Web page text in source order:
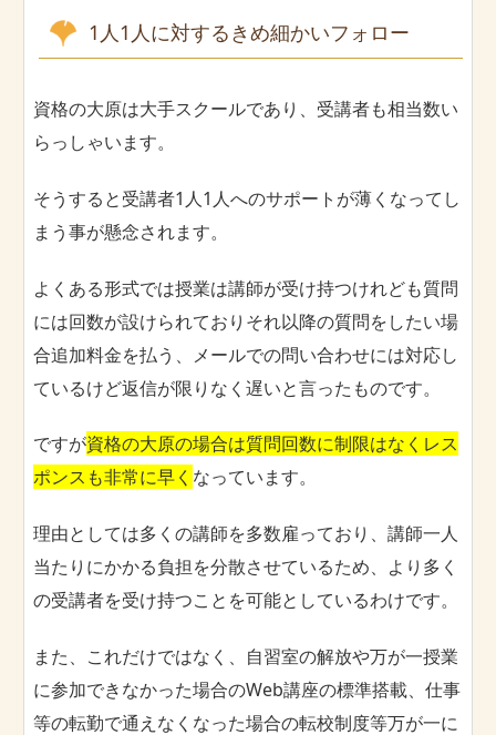
1人1人に対するきめ細かいフォロー
資格の大原は大手スクールであり、受講者も相当数い
らっしゃいます。
そうすると受講者1人1人へのサポートが薄くなってし
まう事が懸念されます。
よくある形式では授業は講師が受け持つけれども質問
には回数が設けられておりそれ以降の質問をしたい場
合追加料金を払う、メールでの問い合わせには対応し
ているけど返信が限りなく遅いと言ったものです。
ですが資格の大原の場合は質問回数に制限はなくレス
ポンスも非常に早く なっています。
理由としては多くの講師を多数雇っており、講師一人
当たりにかかる負担を分散させているため、より多く
の受講者を受け持つことを可能としているわけです。
また、これだけではなく、自習室の解放や万が一授業
に参加できなかった場合のWeb講座の標準搭載、仕事
等の転勤で通えなくなった場合の転校制度等万が一に